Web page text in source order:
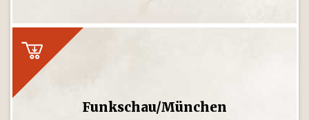
Funkschau/München